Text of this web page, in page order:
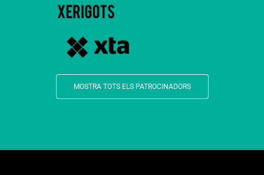
MOSTRA TOTS ELS PATROCINADORS